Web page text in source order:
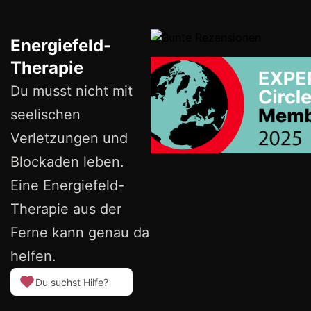
Energiefeld-
Therapie
Du musst nicht mit
seelischen
Verletzungen und
Blockaden leben.
Eine Energiefeld-
Therapie aus der
Ferne kann genau da
helfen.
Du suchst Hilfe?